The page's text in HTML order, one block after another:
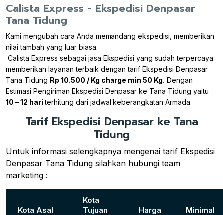
Calista Express - Ekspedisi Denpasar
Tana Tidung
Kami mengubah cara Anda memandang ekspedisi, memberikan
nilai tambah yang luar biasa.
Calista Express sebagai jasa Ekspedisi yang sudah terpercaya
memberikan layanan terbaik dengan tarif Ekspedisi Denpasar
Tana Tidung Rp 10.500 / Kg charge min 50 Kg. Dengan
Estimasi Pengiriman Ekspedisi Denpasar ke Tana Tidung yaitu
10 – 12 hariterhitung dari jadwal keberangkatan Armada.
Tarif Ekspedisi Denpasar ke Tana
Tidung
Untuk informasi selengkapnya mengenai tarif Ekspedisi
Denpasar Tana Tidung silahkan hubungi team
marketing :
Kota Asal
Kota
Tujuan
Harga Minimal